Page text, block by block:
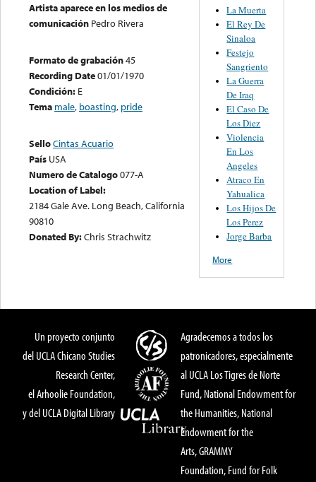
Artista aparece en los medios de
comunicación Pedro Rivera
Formato de grabación45
Recording Date01/01/1970
Condición: E
Tema male, boasting, pride
SelloCintas Acuario
País USA
Numero de Catalogo077-A
Location of Label:
2184 Gale Ave. Long Beach, California
90810
Donated By:Chris Strachwitz
La Muerta
El Rey De
Sinaloa
Festejo
Sangriento
La Guerra
De Iraq
El Caso De
Los Diez
Violencia
En Los
Angeles
Atraco En
Yahualica
Los Hijos De
Los Perez
Jorge Barba
More
Un proyecto conjunto
del UCLA Chicano Studies
Research Center,
el Arhoolie Foundation,
y del UCLA Digital Library
Agradecemos a todos los
patronicadores, especialmente
al UCLA Los Tigres de Norte
Fund, National Endowment for
the Humanities, National
Endowment for the
Arts, GRAMMY
Foundation, Fund for Folk